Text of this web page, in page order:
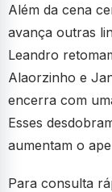
Além da cena
avança outras
Leandro
Alaorzinho e
encerra com
Esses
aumentam o
Para consulta